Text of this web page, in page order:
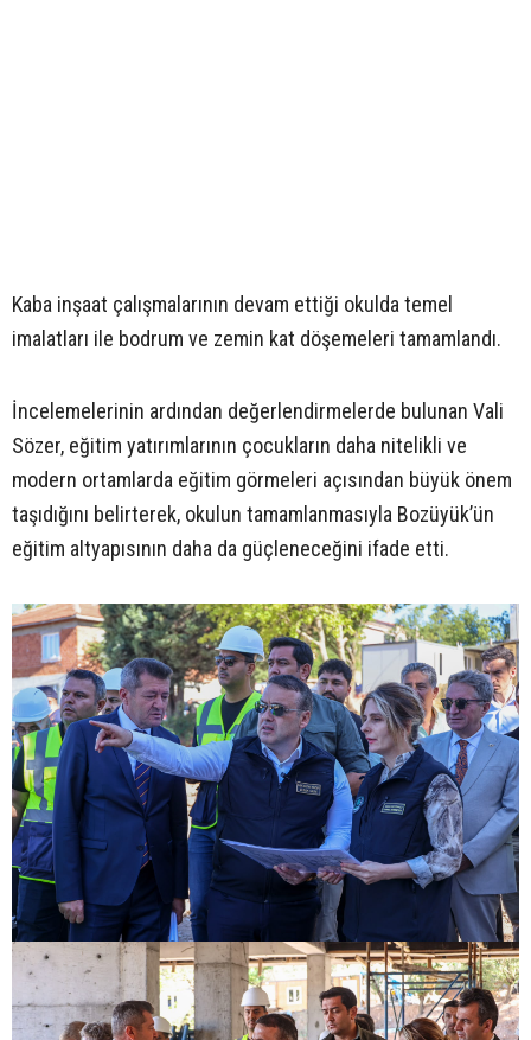
Kaba inşaat çalışmalarının devam ettiği okulda temel
imalatları ile bodrum ve zemin kat döşemeleri tamamlandı.
İncelemelerinin ardından değerlendirmelerde bulunan Vali
Sözer, eğitim yatırımlarının çocukların daha nitelikli ve
modern ortamlarda eğitim görmeleri açısından büyük önem
taşıdığını belirterek, okulun tamamlanmasıyla Bozüyük’ün
eğitim altyapısının daha da güçleneceğini ifade etti.